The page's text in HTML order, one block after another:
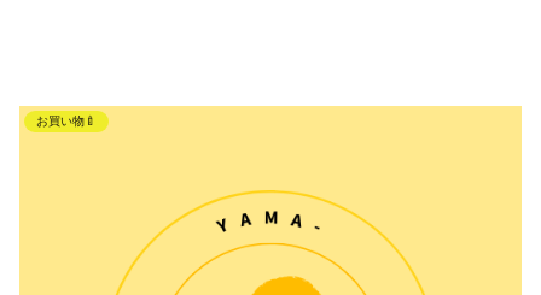
お買い物🍼